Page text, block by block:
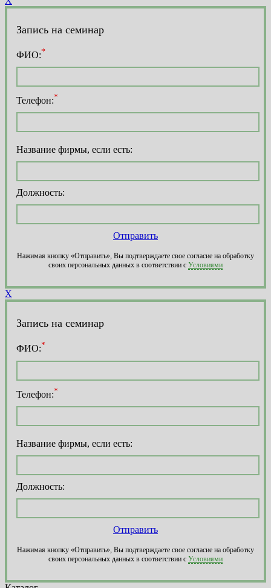
Запись на семинар
ФИО:*
Телефон:*
Название фирмы, если есть:
Должность:
Отправить
Нажимая кнопку «Отправить», Вы подтверждаете свое согласие на обработку
своих персональных данных в соответствии с Условиями
X
Запись на семинар
ФИО:*
Телефон:*
Название фирмы, если есть:
Должность:
Отправить
Нажимая кнопку «Отправить», Вы подтверждаете свое согласие на обработку
своих персональных данных в соответствии с Условиями